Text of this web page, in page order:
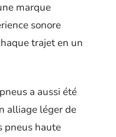
marque
sonore
trajet en un
a aussi été
alliage léger de
pneus haute